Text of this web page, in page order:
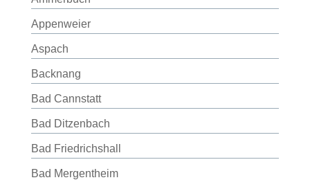
Appenweier
Aspach
Backnang
Bad Cannstatt
Bad Ditzenbach
Bad Friedrichshall
Bad Mergentheim